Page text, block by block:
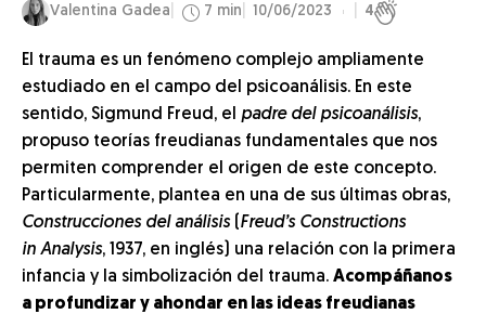
Valentina Gadea 7 min 10/06/2023 4
El trauma es un fenómeno complejo ampliamente
estudiado en el campo del psicoanálisis. En este
sentido, Sigmund Freud, el padre del psicoanálisis,
propuso teorías freudianas fundamentales que nos
permiten comprender el origen de este concepto.
Particularmente, plantea en una de sus últimas obras,
Construcciones del análisis(Freud’s Constructions
in Analysis, 1937, en inglés) una relación con la primera
infancia y la simbolización del trauma. Acompáñanos
a profundizar y ahondar en las ideas freudianas